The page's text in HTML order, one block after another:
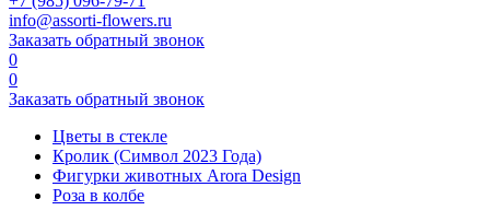
info@assorti-flowers.ru
Заказать обратный звонок
0
0
Заказать обратный звонок
Цветы в стекле
Кролик (Символ 2023 Года)
Фигурки животных Arora Design
Роза в колбе